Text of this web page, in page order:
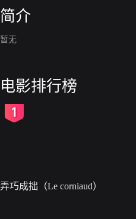
简介
暂无
电影排行榜
弄巧成拙（Le corniaud）